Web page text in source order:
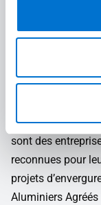
pas dans la
Du conseil
TECHNAL
Les membres du
sont des
reconnues pour
projets
Aluminiers